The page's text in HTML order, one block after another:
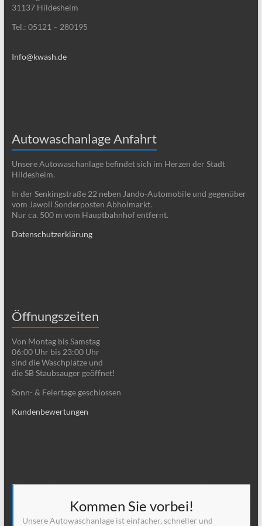
31137 Hildesheim
Tel.: 05121 – 280195
Info@kwash.de
Autowaschanlage Anfahrt
Unsere Autowaschanlage befindet sich im Herzen der Stadt
Hildesheim.
In der Senkingstraße 22 neben Jando-Automobile und gegenüber
vom Jawoll Sonderposten Abholmarkt.
Nur ca. 500 m vom Hauptbahnhof entfernt.
Datenschutzerklärung
Öffnungszeiten
Von Montag bis Samstag
06:00 Uhr bis 23:00 Uhr
sind die Waschplätze und
die SB Staubsauger geöffnet!
Sonn- & Feiertage geschlossen
Kundenbewertungen
Kommen Sie vorbei!
Unsere Autowaschanlage ist einfacher, schneller und